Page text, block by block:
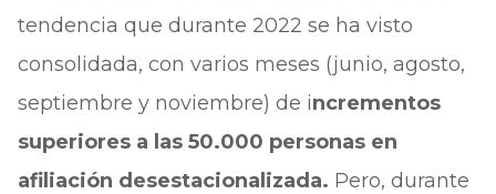
tendencia que durante 2022 se ha visto
consolidada, con varios meses (junio, agosto,
septiembre y noviembre) de incrementos
superiores a las 50.000 personas en
afiliación desestacionalizada. Pero, durante